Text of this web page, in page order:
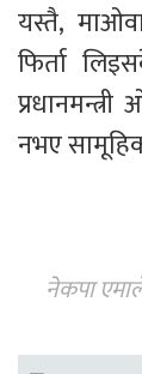
यस्तै,
फिर्ता
नभए
नेकपा